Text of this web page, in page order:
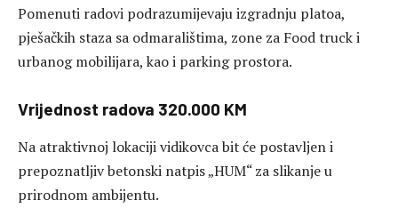
Pomenuti radovi podrazumijevaju izgradnju platoa,
pješačkih staza sa odmaralištima, zone za Food truck i
urbanog mobilijara, kao i parking prostora.
Vrijednost radova 320.000 KM
Na atraktivnoj lokaciji vidikovca bit će postavljen i
prepoznatljiv betonski natpis „HUM“ za slikanje u
prirodnom ambijentu.